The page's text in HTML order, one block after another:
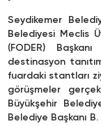
Seydikemer
Belediyesi Meclis
(FODER)
destinasyon
fuardaki stantları
görüşmeler
Büyükşehir
Belediye Başkanı